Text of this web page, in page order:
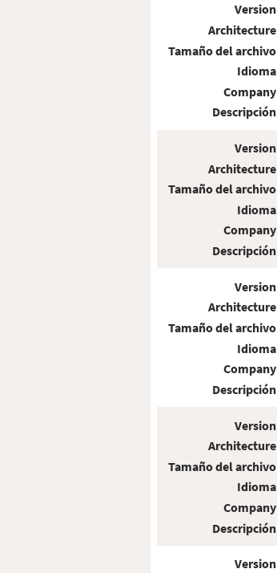
Version
Architecture
Tamaño del archivo
Idioma
Company
Descripción
Version
Architecture
Tamaño del archivo
Idioma
Company
Descripción
Version
Architecture
Tamaño del archivo
Idioma
Company
Descripción
Version
Architecture
Tamaño del archivo
Idioma
Company
Descripción
Version